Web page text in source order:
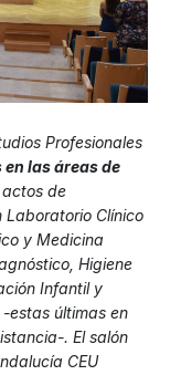
Profesionales
las áreas de
de
Laboratorio Clínico
y Medicina
Higiene
Infantil y
estas últimas en
. El salón
CEU